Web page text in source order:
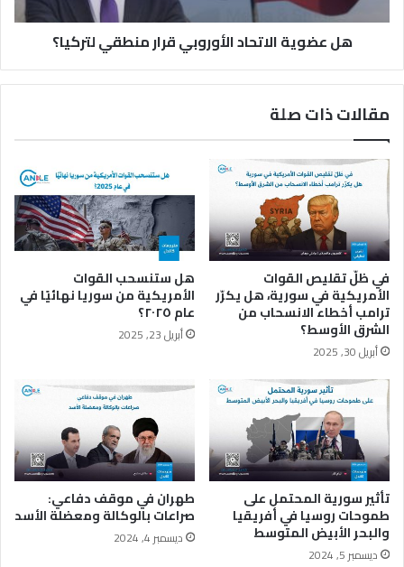
و
ا
ش
غ
ا
ر
ة
ب
ط
ا
ئ
ر
ا
ت
ا
ل
ه
ل
ي
ك
و
ب
ت
ر
ل
د
ا
ل
أ
و
ر
و
ب
ي
ق
ر
ا
ر
م
ن
ط
ي
ل
ت
ر
ك
ي
ا
هل عضوية الاتحاد الأوروبي قرار منطقي لتركيا؟
مقالات ذات صلة
في ظلّ تقليص القوات
الأمريكية في سورية، هل يكرّر
ترامب أخطاء الانسحاب من
الشرق الأوسط؟
أبريل 30, 2025
هل ستنسحب القوات
الأمريكية من سوريا نهائيًا في
عام ٢٠٢٥؟
أبريل 23, 2025
تأثير سورية المحتمل على
طموحات روسيا في أفريقيا
والبحر الأبيض المتوسط
ديسمبر 5, 2024
طهران في موقف دفاعي:
صراعات بالوكالة ومعضلة الأسد
ديسمبر 4, 2024